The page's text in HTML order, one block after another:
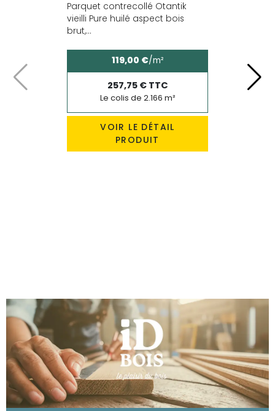
Parquet contrecollé Otantik
vieilli Pure huilé aspect bois
brut,...
119,00 €/m²
257,75 € TTC
Le colis de 2.166 m²
VOIR LE DÉTAIL
PRODUIT
Précédent